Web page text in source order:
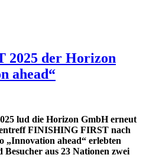
2025 der Horizon
ahead“
lud die Horizon GmbH erneut
FINISHING FIRST nach
ahead“ erlebten
aus 23 Nationen zwei